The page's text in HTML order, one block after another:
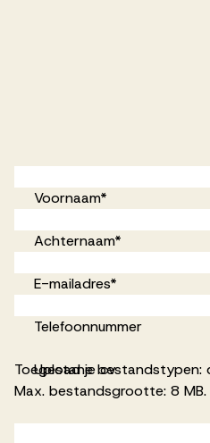
Voornaam*
Achternaam*
E-mailadres*
Telefoonnummer
Upload je cv
Toegestane
Max. bestandsgrootte: 8 MB.